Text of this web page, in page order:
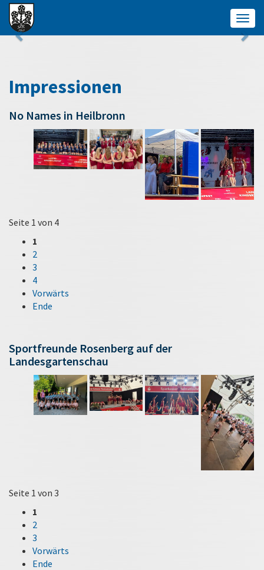
Impressionen
No Names in Heilbronn
Seite 1 von 4
1
2
3
4
Vorwärts
Ende
Sportfreunde Rosenberg auf der
Landesgartenschau
Seite 1 von 3
1
2
3
Vorwärts
Ende